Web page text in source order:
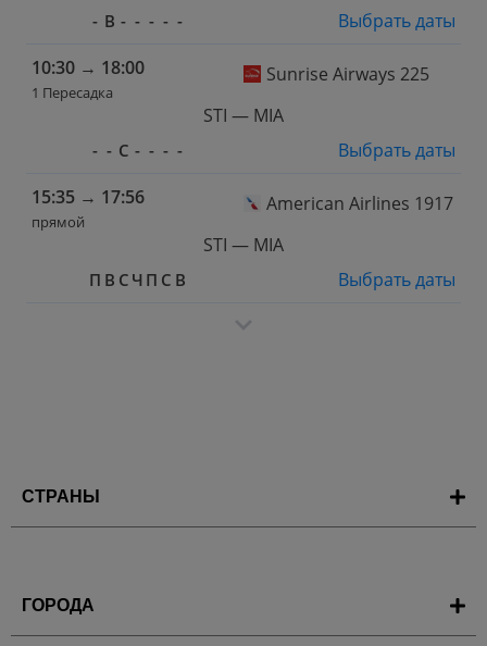
- В - - - - -
Выбрать даты
10:30 → 18:00
1 Пересадка
Sunrise Airways 225
STI — MIA
- - С - - - -
Выбрать даты
15:35 → 17:56
прямой
American Airlines 1917
STI — MIA
П В С Ч П С В Выбрать даты
СТРАНЫ
ГОРОДА